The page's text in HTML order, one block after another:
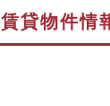
賃貸物件情